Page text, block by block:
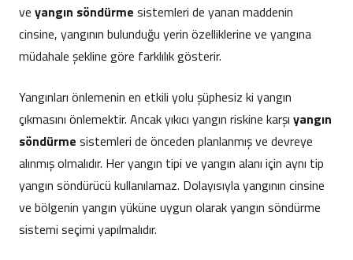
ve yangın söndürme sistemleri de yanan maddenin
cinsine, yangının bulunduğu yerin özelliklerine ve yangına
müdahale şekline göre farklılık gösterir.
Yangınları önlemenin en etkili yolu şüphesiz ki yangın
çıkmasını önlemektir. Ancak yıkıcı yangın riskine karşı yangın
söndürme sistemleri de önceden planlanmış ve devreye
alınmış olmalıdır. Her yangın tipi ve yangın alanı için aynı tip
yangın söndürücü kullanılamaz. Dolayısıyla yangının cinsine
ve bölgenin yangın yüküne uygun olarak yangın söndürme
sistemi seçimi yapılmalıdır.